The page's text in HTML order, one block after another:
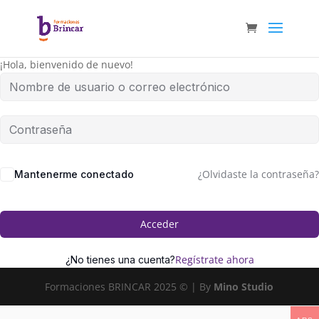
¡Hola, bienvenido de nuevo!
Mantenerme conectado ¿Olvidaste la contraseña?
Acceder
¿No tienes una cuenta?Regístrate ahora
Formaciones BRINCAR 2025 © | By Mino Studio